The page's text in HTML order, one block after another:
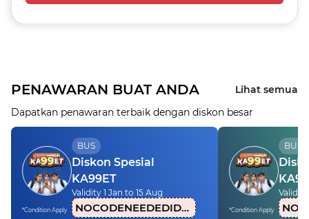
PENAWARAN BUAT ANDA
Lihat semua
Dapatkan penawaran terbaik dengan diskon besar
*Condition Apply
BUS
Diskon Spesial
KA99ET
Validity 1 Jan to 15 Aug
NOCODENEEDEDIDN1 *Condition Apply
BUS
Validity